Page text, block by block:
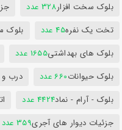
بلوک سخت افزار328 عدد
تخت یک نفره45 عدد بلوک
بلوک های بهداشتی1655 عدد
بلوک حیوانات660 عدد درب و
بلوک - آرام - نماد4424 عدد
جزئیات دیوار های آجری359 عدد